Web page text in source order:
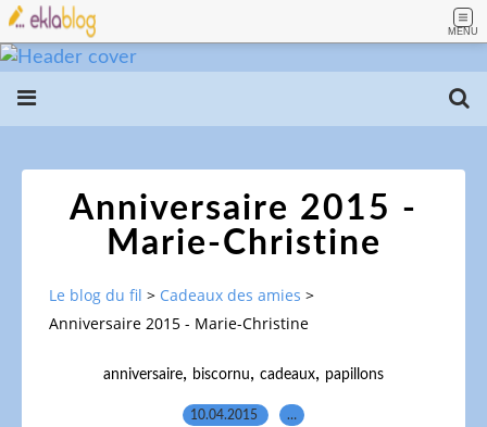
MENU
Anniversaire 2015 -
Marie-Christine
Le blog du fil > Cadeaux des amies >
Anniversaire 2015 - Marie-Christine
anniversaire, biscornu, cadeaux, papillons
10.04.2015 …